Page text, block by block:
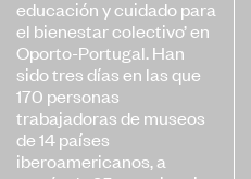
educación y cuidado para
el bienestar colectivo’ en
Oporto-Portugal. Han
sido tres días en las que
170 personas
trabajadoras de museos
de 14 países
iberoamericanos, a